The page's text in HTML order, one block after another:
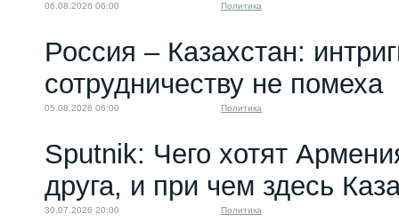
06.08.2026 06:00 Политика
Россия – Казахстан:
сотрудничеству не помеха
05.08.2026 06:00 Политика
Sputnik: Чего хотят
друга, и при чем здесь
30.07.2026 20:00 Политика